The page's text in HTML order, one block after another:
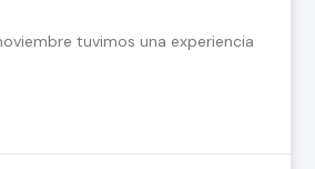
tuvimos una experiencia